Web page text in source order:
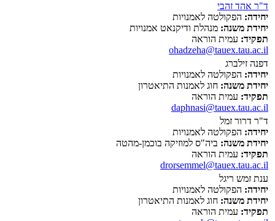
ד"ר אהד זהבי
יחידה: הפקולטה לאמנויות
יחידת משנה: מנהלת ודיקנאט אמנויות
תפקיד: עמית הוראה
ohadzeha@tauex.tau.ac.il
דפנה זילברג
יחידה: הפקולטה לאמנויות
יחידת משנה: חוג לאמנות התיאטרון
תפקיד: עמית הוראה
daphnasi@tauex.tau.ac.il
ד"ר דרור זמל
יחידה: הפקולטה לאמנויות
יחידת משנה: ביה"ס למוזיקה בוכמן-מהטה
תפקיד: עמית הוראה
drorsemmel@tauex.tau.ac.il
ענת זמש ריגל
יחידה: הפקולטה לאמנויות
יחידת משנה: חוג לאמנות התיאטרון
תפקיד: עמית הוראה